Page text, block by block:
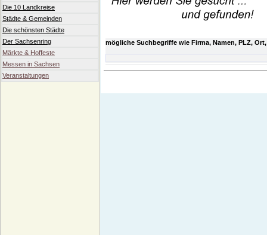
Die 10 Landkreise
Städte & Gemeinden
Die schönsten Städte
Der Sachsenring
Märkte & Hoffeste
Messen in Sachsen
Veranstaltungen
mögliche Suchbegriffe wie Firma, Namen, PLZ,